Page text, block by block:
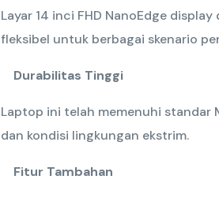
Layar 14 inci FHD NanoEdge
fleksibel untuk berbagai skenario
Durabilitas Tinggi
Laptop ini telah memenuhi
dan kondisi lingkungan ekstrim.
Fitur Tambahan